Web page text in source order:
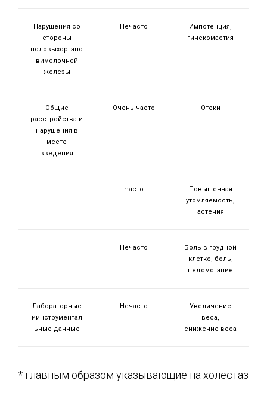
Нарушения со
стороны
половыхоргано
вимолочной
железы
Нечасто
Импотенция,
гинекомастия
Общие
расстройства и
нарушения в
месте
введения
Очень часто Отеки
Часто
Повышенная
утомляемость,
астения
Нечасто
Боль в грудной
клетке, боль,
недомогание
Лабораторные
иинструментал
ьные данные
Нечасто
Увеличение
веса,
снижение веса
* главным образом указывающие на холестаз